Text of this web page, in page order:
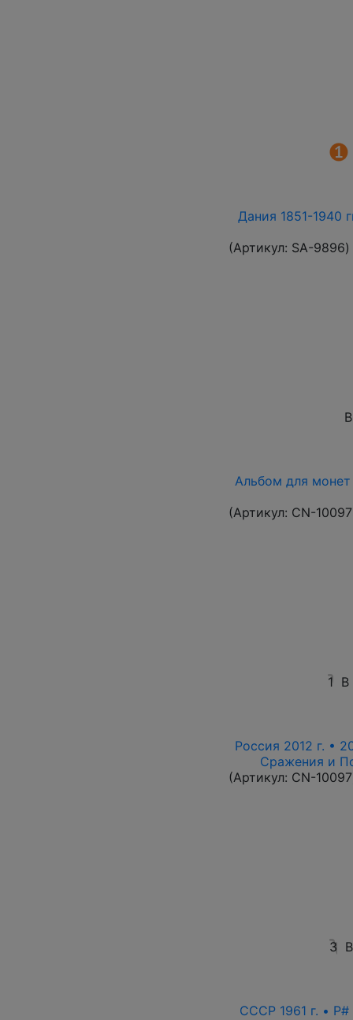
Дания 1851-1940
(Артикул: SA-9896)
Альбом для монет
(Артикул: CN-
1 В
Россия 2012 г. •
Сражения и
(Артикул: CN-10097
3
СССР 1961 г. •